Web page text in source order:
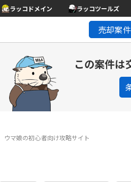
ラッコドメイン ラッコツールズ
売却案
この案件は
ウマ娘の初心者向け攻略サイト